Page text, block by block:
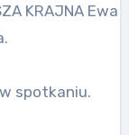
KRAJNA Ewa
spotkaniu.